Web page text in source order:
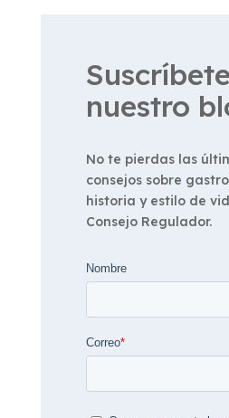
nuestro
No te pierdas las
consejos sobre
historia y estilo de
Consejo Regulador.